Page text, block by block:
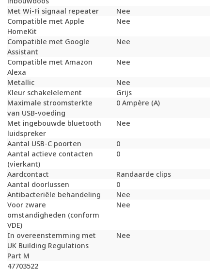
Met Wi-Fi signaal repeater
Nee
Compatible met Apple
HomeKit
Nee
Compatible met Google
Assistant
Nee
Compatible met Amazon
Alexa
Nee
Metallic
Nee
Kleur schakelelement
Grijs
Maximale stroomsterkte
van USB-voeding
0 Ampère (A)
Met ingebouwde bluetooth
luidspreker
Nee
Aantal USB-C poorten
0
Aantal actieve contacten
(vierkant)
0
Aardcontact
Randaarde clips
Aantal doorlussen
0
Antibacteriële behandeling
Nee
Voor zware
omstandigheden (conform
VDE)
Nee
In overeenstemming met
UK Building Regulations
Part M
Nee
47703522